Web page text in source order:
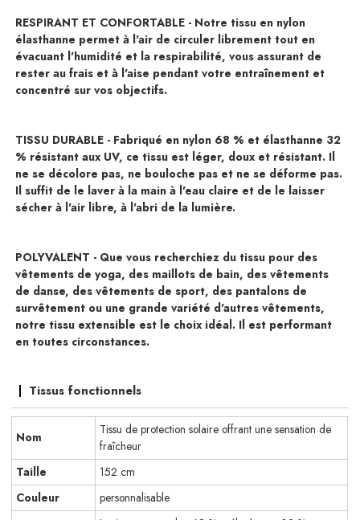
RESPIRANT ET CONFORTABLE - Notre tissu en nylon
élasthanne permet à l'air de circuler librement tout en
évacuant l'humidité et la respirabilité, vous assurant de
rester au frais et à l'aise pendant votre entraînement et
concentré sur vos objectifs.
TISSU DURABLE - Fabriqué en nylon 68 % et élasthanne 32
% résistant aux UV, ce tissu est léger, doux et résistant. Il
ne se décolore pas, ne bouloche pas et ne se déforme pas.
Il suffit de le laver à la main à l'eau claire et de le laisser
sécher à l'air libre, à l'abri de la lumière.
POLYVALENT - Que vous recherchiez du tissu pour des
vêtements de yoga, des maillots de bain, des vêtements
de danse, des vêtements de sport, des pantalons de
survêtement ou une grande variété d'autres vêtements,
notre tissu extensible est le choix idéal. Il est performant
en toutes circonstances.
Tissus fonctionnels
Nom
Tissu de protection solaire offrant une sensation de
fraîcheur
Taille
152 cm
Couleur
personnalisable